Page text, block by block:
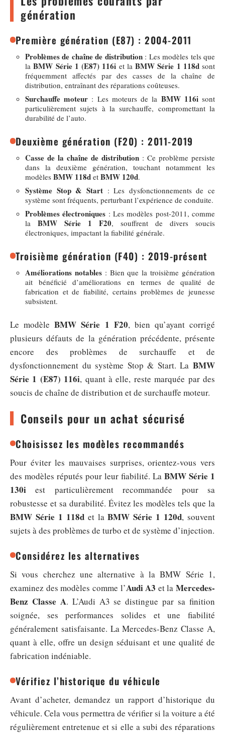
génération
Première génération (E87) : 2004-2011
Problèmes de chaîne de distribution: Les modèles tels que
laBMW Série 1 (E87) 116i et la BMW Série 1 118dsont
fréquemment affectés par des casses de la chaîne de
distribution, entraînant des réparations coûteuses.
Surchauffe moteur : Les moteurs de la BMW 116isont
particulièrement sujets à la surchauffe, compromettant la
durabilité de l’auto.
Deuxième génération (F20) : 2011-2019
Casse de la chaîne de distribution : Ce problème persiste
dans la deuxième génération, touchant notamment les
modèles BMW 118d et BMW 120d.
Système Stop & Start: Les dysfonctionnements de ce
système sont fréquents, perturbant l’expérience de conduite.
Problèmes électroniques : Les modèles post-2011, comme
la BMW Série 1 F20, souffrent de divers soucis
électroniques, impactant la fiabilité générale.
Troisième génération (F40) : 2019-présent
Améliorations notables: Bien que la troisième génération
ait bénéficié d’améliorations en termes de qualité de
fabrication et de fiabilité, certains problèmes de jeunesse
subsistent.
Le modèleBMW Série 1 F20, bien qu’ayant corrigé
plusieurs défauts de la génération précédente, présente
encore des problèmes de surchauffe et de
dysfonctionnement du système Stop & Start. La BMW
Série 1 (E87) 116i, quant à elle, reste marquée par des
soucis de chaîne de distribution et de surchauffe moteur.
Conseils pour un achat sécurisé
Choisissez les modèles recommandés
Pour éviter les mauvaises surprises, orientez-vous vers
des modèles réputés pour leur fiabilité. La BMW Série 1
130i est particulièrement recommandée pour sa
robustesse et sa durabilité. Évitez les modèles tels que la
BMW Série 1 118det laBMW Série 1 120d, souvent
sujets à des problèmes de turbo et de système d’injection.
Considérez les alternatives
Si vous cherchez une alternative à la BMW Série 1,
examinez des modèles comme l’Audi A3 et la Mercedes-
Benz Classe A. L’Audi A3 se distingue par sa finition
soignée, ses performances solides et une fiabilité
généralement satisfaisante. La Mercedes-Benz Classe A,
quant à elle, offre un design séduisant et une qualité de
fabrication indéniable.
Vérifiez l’historique du véhicule
Avant d’acheter, demandez un rapport d’historique du
véhicule. Cela vous permettra de vérifier si la voiture a été
régulièrement entretenue et si elle a subi des réparations